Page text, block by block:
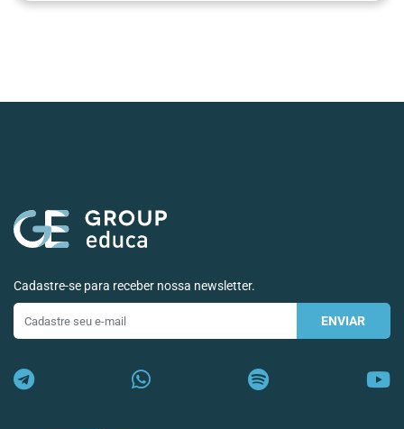
Cadastre-se para receber nossa newsletter.
ENVIAR